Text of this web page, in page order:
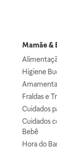
Mamãe &
Higiene
Fraldas e
Cuidados
Cuidados
Bebê
Hora do